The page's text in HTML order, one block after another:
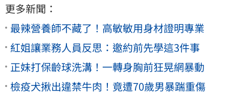
更多新聞：
最辣營養師不藏了！高敏敏用身材證明專業
紅姐讓業務人員反思：邀約前先學這3件事
正妹打保齡球洗溝！一轉身胸前狂晃網暴動
檢疫犬揪出違禁牛肉！竟遭70歲男暴踹重傷